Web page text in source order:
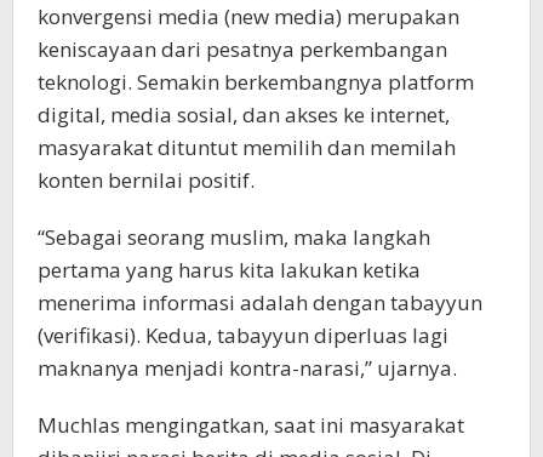
konvergensi media (new media) merupakan
keniscayaan dari pesatnya perkembangan
teknologi. Semakin berkembangnya platform
digital, media sosial, dan akses ke internet,
masyarakat dituntut memilih dan memilah
konten bernilai positif.
“Sebagai seorang muslim, maka langkah
pertama yang harus kita lakukan ketika
menerima informasi adalah dengan tabayyun
(verifikasi). Kedua, tabayyun diperluas lagi
maknanya menjadi kontra-narasi,” ujarnya.
Muchlas mengingatkan, saat ini masyarakat